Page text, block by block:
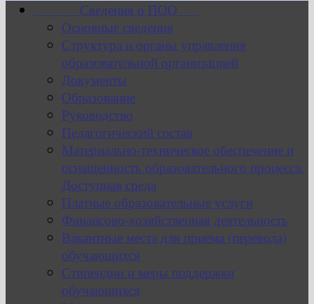
Сведения о ПОО
Основные сведения
Структура и органы управления
образовательной организацией
Документы
Образование
Руководство
Педагогический состав
Материально-техническое обеспечение и
оснащенность образовательного процесса.
Доступная среда
Платные образовательные услуги
Финансово-хозяйственная деятельность
Вакантные места для приема (перевода)
обучающихся
Стипендии и меры поддержки
обучающихся